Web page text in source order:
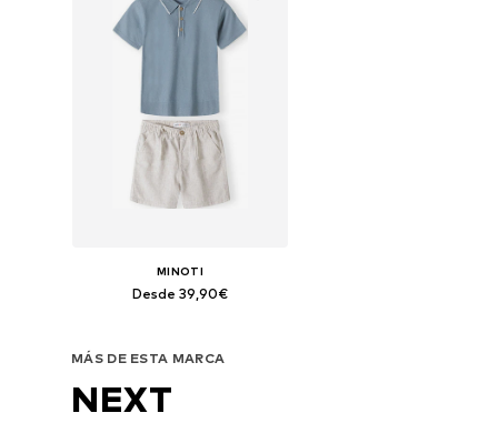
MINOTI
Desde 39,90€
Añadir a la cesta
MÁS DE ESTA MARCA
NEXT